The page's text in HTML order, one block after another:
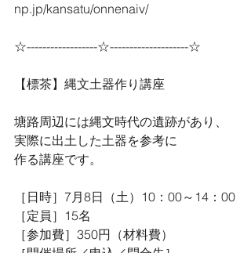
np.jp/kansatu/onnenaiv/
☆------------------☆--------------------☆
【標茶】縄文土器作り講座
塘路周辺には縄文時代の遺跡があり、
実際に出土した土器を参考に
作る講座です。
［日時］7月8日（土）10：00～14：00
［定員］15名
［参加費］350円（材料費）